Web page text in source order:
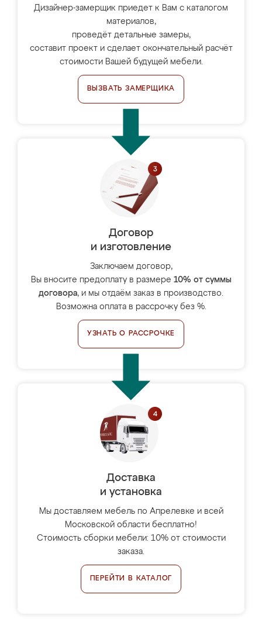
Дизайнер-замерщик приедет к Вам с каталогом
материалов,
проведёт детальные замеры,
составит проект и сделает окончательный расчёт
стоимости Вашей будущей мебели.
ВЫЗВАТЬ ЗАМЕРЩИКА
Договор
и изготовление
Заключаем договор,
Вы вносите предоплату в размере 10% от суммы
договора, и мы отдаём заказ в производство.
Возможна оплата в рассрочку без %.
УЗНАТЬ О РАССРОЧКЕ
Доставка
и установка
Мы доставляем мебель по Апрелевке и всей
Московской области бесплатно!
Стоимость сборки мебели: 10% от стоимости
заказа.
ПЕРЕЙТИ В КАТАЛОГ